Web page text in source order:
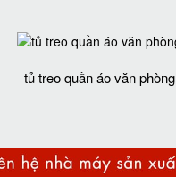
tủ treo quần áo văn phòng